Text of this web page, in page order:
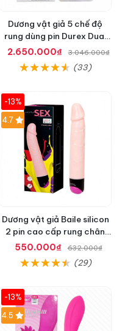
Dương vật giả 5 chế độ
rung dùng pin Durex Dual
Head Pulsing
2.650.000₫ 3.046.000₫
(33)
-13%
4.7
Dương vật giả Baile silicon
2 pin cao cấp rung chân
thực cho nữ
550.000₫ 632.000₫
(29)
-13%
4.5